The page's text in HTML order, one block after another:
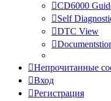
CD6000
Self
DTC View
Непрочитанные
Вход
Регистрация